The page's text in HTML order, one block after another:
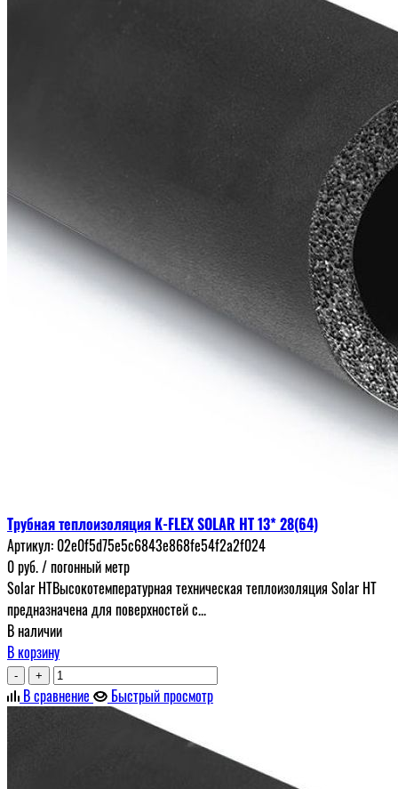
Трубная теплоизоляция K-FLEX SOLAR HT 13* 28(64)
Артикул: 02e0f5d75e5c6843e868fe54f2a2f024
0руб./ погонный метр
Solar HTВысокотемпературная техническая теплоизоляция Solar HT
предназначена для поверхностей с...
В наличии
В корзину
- +
В сравнение Быстрый просмотр